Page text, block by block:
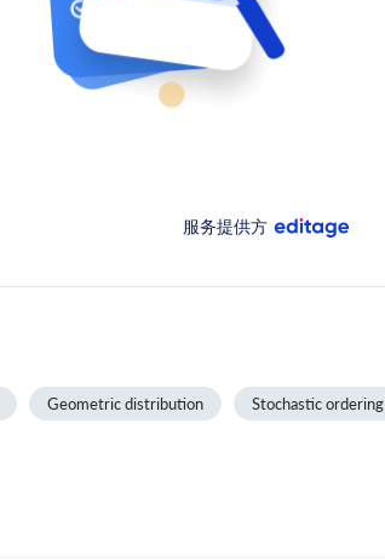
服务提供方
Geometric distribution Stochastic ordering